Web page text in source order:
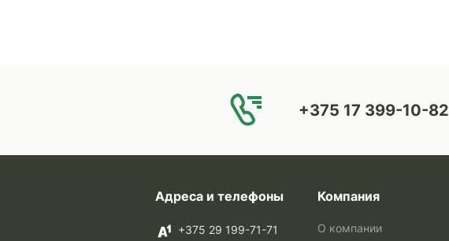
+375 17 399-10-82
Адреса и телефоны
+375 29 199-71-71
Компания
О компании